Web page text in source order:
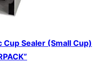
Sealer (Small Cup)